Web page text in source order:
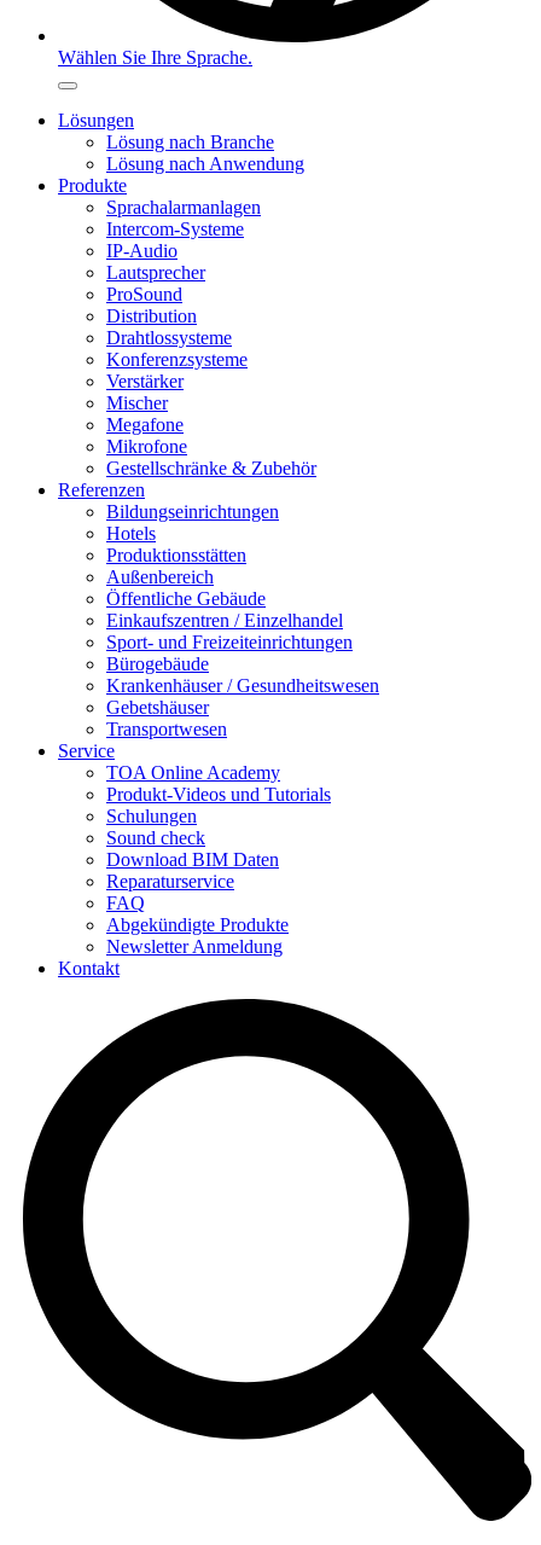
Wählen Sie Ihre Sprache.
Lösungen
Lösung nach Branche
Lösung nach Anwendung
Produkte
Sprachalarmanlagen
Intercom-Systeme
IP-Audio
Lautsprecher
ProSound
Distribution
Drahtlossysteme
Konferenzsysteme
Verstärker
Mischer
Megafone
Mikrofone
Gestellschränke & Zubehör
Referenzen
Bildungseinrichtungen
Hotels
Produktionsstätten
Außenbereich
Öffentliche Gebäude
Einkaufszentren / Einzelhandel
Sport- und Freizeiteinrichtungen
Bürogebäude
Krankenhäuser / Gesundheitswesen
Gebetshäuser
Transportwesen
Service
TOA Online Academy
Produkt-Videos und Tutorials
Schulungen
Sound check
Download BIM Daten
Reparaturservice
FAQ
Abgekündigte Produkte
Newsletter Anmeldung
Kontakt